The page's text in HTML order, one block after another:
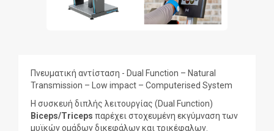
Πνευματική αντίσταση - Dual Function – Natural
Transmission – Low impact – Computerised System
Η συσκευή διπλής λειτουργίας (Dual Function)
Biceps/Triceps παρέχει στοχευμένη εκγύμναση των
μυϊκών ομάδων δικεφάλων και τρικέφαλων.